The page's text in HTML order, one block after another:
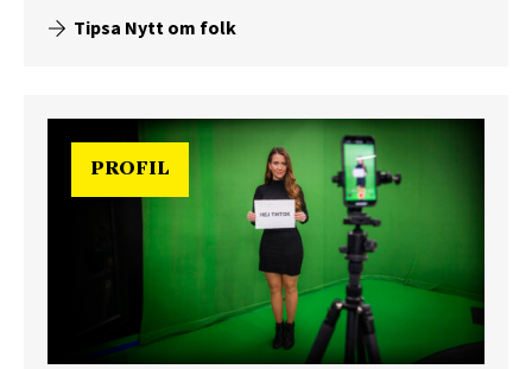
Tipsa Nytt om folk
PROFIL